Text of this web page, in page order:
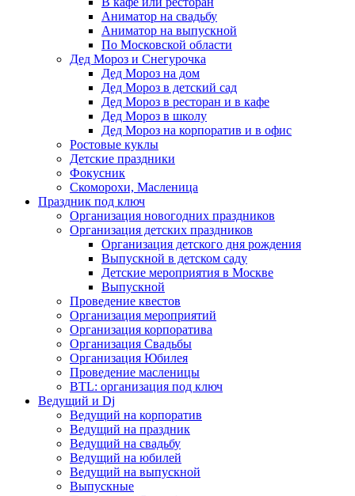
Аниматор на свадьбу
Аниматор на выпускной
По Московской области
Дед Мороз и Снегурочка
Дед Мороз на дом
Дед Мороз в детский сад
Дед Мороз в ресторан и в кафе
Дед Мороз в школу
Дед Мороз на корпоратив и в офис
Ростовые куклы
Детские праздники
Фокусник
Скоморохи, Масленица
Праздник под ключ
Организация новогодних праздников
Организация детских праздников
Организация детского дня рождения
Выпускной в детском саду
Детские мероприятия в Москве
Выпускной
Проведение квестов
Организация мероприятий
Организация корпоратива
Организация Свадьбы
Организация Юбилея
Проведение масленицы
BTL: организация под ключ
Ведущий и Dj
Ведущий на корпоратив
Ведущий на праздник
Ведущий на свадьбу
Ведущий на юбилей
Ведущий на выпускной
Выпускные